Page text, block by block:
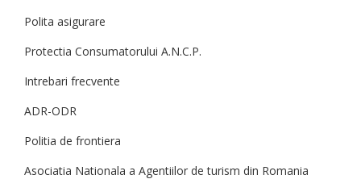
Polita asigurare
Protectia Consumatorului A.N.C.P.
Intrebari frecvente
ADR-ODR
Politia de frontiera
Asociatia Nationala a Agentiilor de turism din Romania